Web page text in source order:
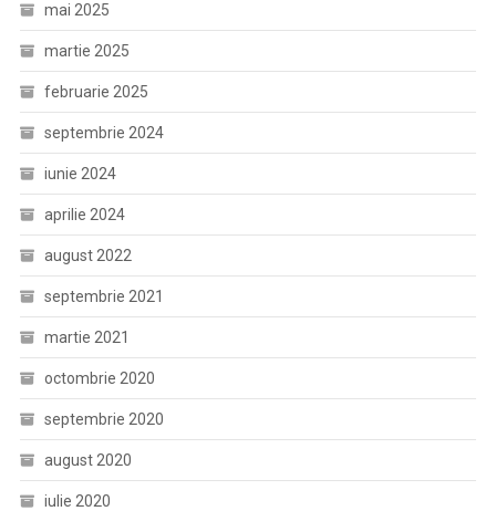
mai 2025
martie 2025
februarie 2025
septembrie 2024
iunie 2024
aprilie 2024
august 2022
septembrie 2021
martie 2021
octombrie 2020
septembrie 2020
august 2020
iulie 2020